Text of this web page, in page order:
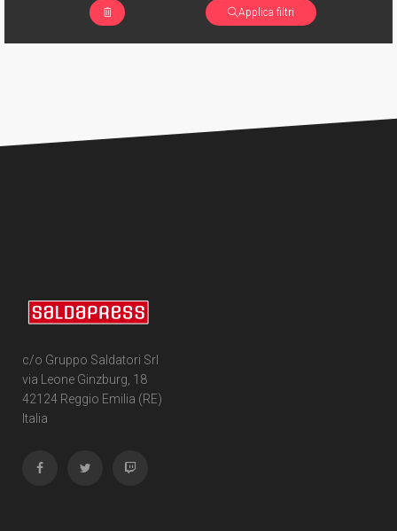
Applica filtri
c/o Gruppo Saldatori Srl
via Leone Ginzburg, 18
42124 Reggio Emilia (RE)
Italia